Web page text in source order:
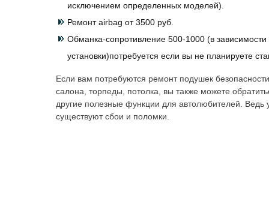
исключением определенных моделей).
Ремонт airbag от 3500 руб.
Обманка-сопротивление 500-1000 (в зависимости
установки)потребуется если вы не планируете
Если вам потребуются ремонт подушек
салона, торпеды, потолка, вы также можете
другие полезные функции для автолюбителей. Ведь
существуют сбои и поломки.